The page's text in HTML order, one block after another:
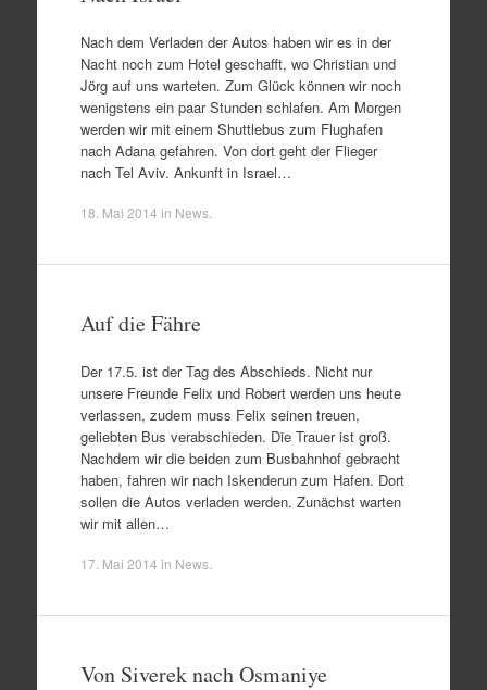
Nach dem Verladen der Autos haben wir es in der
Nacht noch zum Hotel geschafft, wo Christian und
Jörg auf uns warteten. Zum Glück können wir noch
wenigstens ein paar Stunden schlafen. Am Morgen
werden wir mit einem Shuttlebus zum Flughafen
nach Adana gefahren. Von dort geht der Flieger
nach Tel Aviv. Ankunft in Israel…
18. Mai 2014 in News.
Auf die Fähre
Der 17.5. ist der Tag des Abschieds. Nicht nur
unsere Freunde Felix und Robert werden uns heute
verlassen, zudem muss Felix seinen treuen,
geliebten Bus verabschieden. Die Trauer ist groß.
Nachdem wir die beiden zum Busbahnhof gebracht
haben, fahren wir nach Iskenderun zum Hafen. Dort
sollen die Autos verladen werden. Zunächst warten
wir mit allen…
17. Mai 2014 in News.
Von Siverek nach Osmaniye